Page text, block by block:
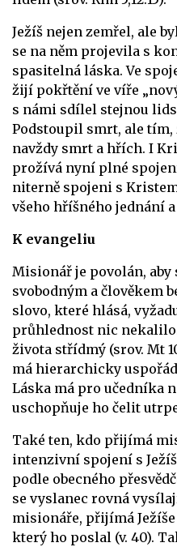
Ježíš nejen zemřel, ale
se na něm projevila s
spasitelná láska. Ve
žijí pokřtění ve víře
s námi sdílel stejnou
Podstoupil smrt, ale
navždy smrt a hřích. I
prožívá nyní plné spojení
niterně spojeni s
všeho hříšného jednání a
K evangeliu
Misionář je povolán, aby
svobodným a člověkem
slovo, které hlásá,
průhlednost nic
života střídmý (srov. Mt
má hierarchicky
Láska má pro učedníka
uschopňuje ho čelit
Také ten, kdo přijímá
intenzivní spojení s
podle obecného
se vyslanec rovná
misionáře, přijímá
který ho poslal (v. 40).